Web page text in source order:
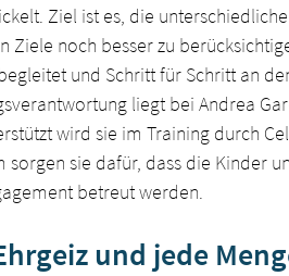
Ziel ist es, die
Ziele noch besser zu
und Schritt für Schritt an
liegt bei Andrea
wird sie im Training durch
sorgen sie dafür, dass die Kinder
betreut werden.
und jede